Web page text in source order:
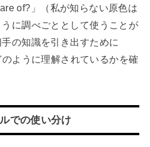
of?」（私が知らない原色は
に調べごととして使うことが
の知識を引き出すために
ように理解されているかを確
での使い分け